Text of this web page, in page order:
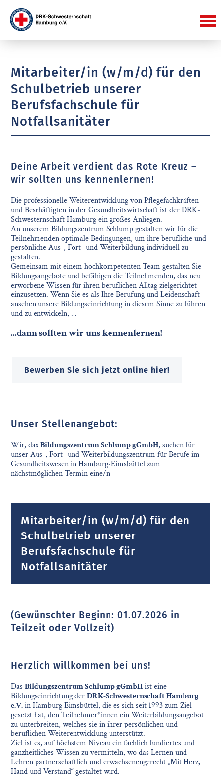
Mitarbeiter/in (w/m/d) für den
Schulbetrieb unserer
Berufsfachschule für
Notfallsanitäter
Deine Arbeit verdient das Rote Kreuz –
wir sollten uns kennenlernen!
Die professionelle Weiterentwicklung von Pflegefachkräften
und Beschäftigten in der Gesundheitswirtschaft ist der DRK-
Schwesternschaft Hamburg ein großes Anliegen.
An unserem Bildungszentrum Schlump gestalten wir für die
Teilnehmenden optimale Bedingungen, um ihre berufliche und
persönliche Aus-, Fort- und Weiterbildung individuell zu
gestalten.
Gemeinsam mit einem hochkompetenten Team gestalten Sie
Bildungsangebote und befähigen die Teilnehmenden, das neu
erworbene Wissen für ihren beruflichen Alltag zielgerichtet
einzusetzen. Wenn Sie es als Ihre Berufung und Leidenschaft
ansehen unsere Bildungseinrichtung in diesem Sinne zu führen
und zu entwickeln, ...
...dann sollten wir uns kennenlernen!
Bewerben Sie sich jetzt online hier!
Unser Stellenangebot:
Wir, dasBildungszentrum Schlump gGmbH, suchen für
unser Aus-, Fort- und Weiterbildungszentrum für Berufe im
Gesundheitswesen in Hamburg-Eimsbüttel zum
nächstmöglichen Termin eine/n
Mitarbeiter/in (w/m/d) für den
Schulbetrieb unserer
Berufsfachschule für
Notfallsanitäter
(Gewünschter Beginn: 01.07.2026 in
Teilzeit oder Vollzeit)
Herzlich willkommen bei uns!
DasBildungszentrum Schlump gGmbHist eine
Bildungseinrichtung derDRK-Schwesternschaft Hamburg
e.V.in Hamburg Eimsbüttel, die es sich seit 1993 zum Ziel
gesetzt hat, den Teilnehmer*innen ein Weiterbildungsangebot
zu unterbreiten, welches sie in ihrer persönlichen und
beruflichen Weiterentwicklung unterstützt.
Ziel ist es, auf höchstem Niveau ein fachlich fundiertes und
ganzheitliches Wissen zu vermitteln, wo das Lernen und
Lehren partnerschaftlich und erwachsenengerecht „Mit Herz,
Hand und Verstand“ gestaltet wird.